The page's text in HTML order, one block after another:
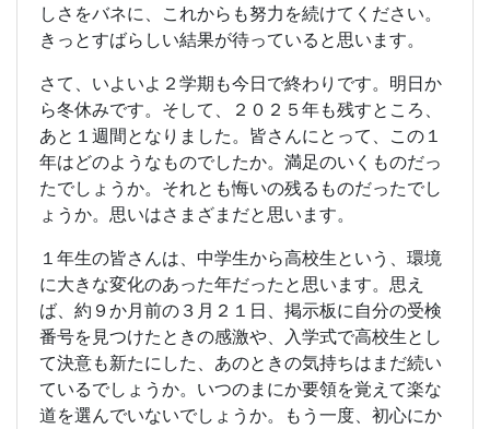
しさをバネに、これからも努力を続けてください。
きっとすばらしい結果が待っていると思います。
さて、いよいよ２学期も今日で終わりです。明日か
ら冬休みです。そして、２０２５年も残すところ、
あと１週間となりました。皆さんにとって、この１
年はどのようなものでしたか。満足のいくものだっ
たでしょうか。それとも悔いの残るものだったでし
ょうか。思いはさまざまだと思います。
１年生の皆さんは、中学生から高校生という、環境
に大きな変化のあった年だったと思います。思え
ば、約９か月前の３月２１日、掲示板に自分の受検
番号を見つけたときの感激や、入学式で高校生とし
て決意も新たにした、あのときの気持ちはまだ続い
ているでしょうか。いつのまにか要領を覚えて楽な
道を選んでいないでしょうか。もう一度、初心にか